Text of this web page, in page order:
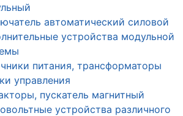
автоматический силовой
устройства модульной
питания, трансформаторы
управления
пускатель магнитный
устройства различного